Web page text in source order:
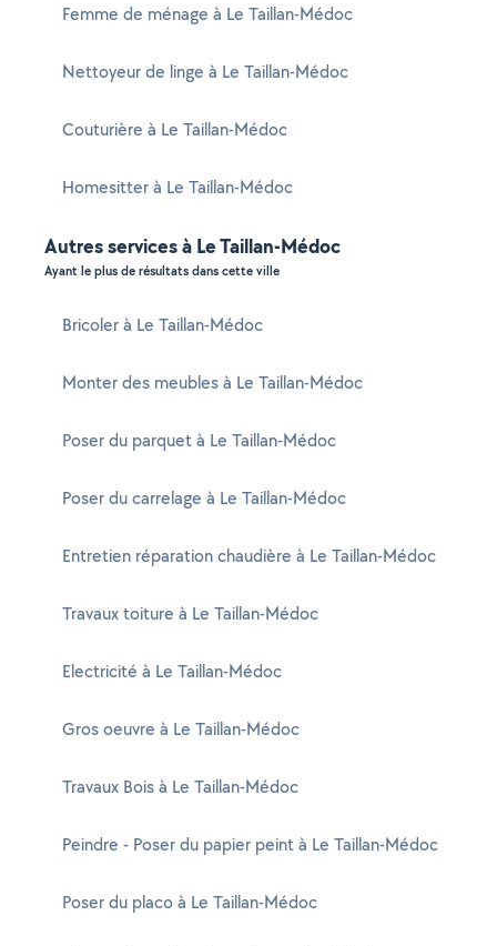
Femme de ménage à Le Taillan-Médoc
Nettoyeur de linge à Le Taillan-Médoc
Couturière à Le Taillan-Médoc
Homesitter à Le Taillan-Médoc
Autres services à Le Taillan-Médoc
Ayant le plus de résultats dans cette ville
Bricoler à Le Taillan-Médoc
Monter des meubles à Le Taillan-Médoc
Poser du parquet à Le Taillan-Médoc
Poser du carrelage à Le Taillan-Médoc
Entretien réparation chaudière à Le Taillan-Médoc
Travaux toiture à Le Taillan-Médoc
Electricité à Le Taillan-Médoc
Gros oeuvre à Le Taillan-Médoc
Travaux Bois à Le Taillan-Médoc
Peindre - Poser du papier peint à Le Taillan-Médoc
Poser du placo à Le Taillan-Médoc